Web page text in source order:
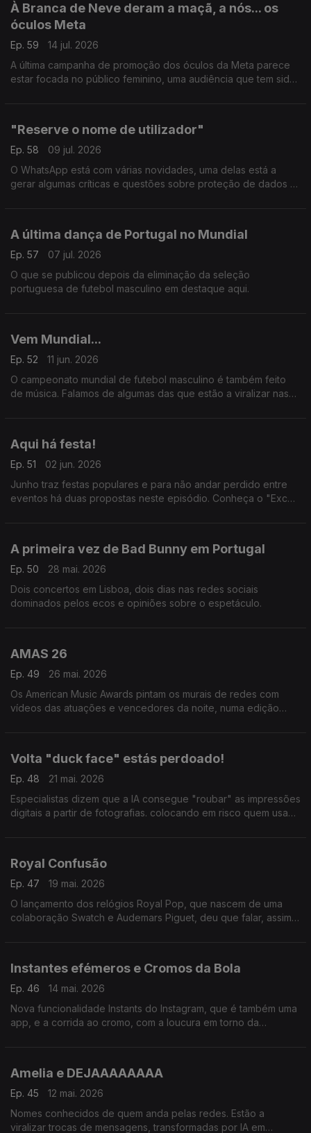
À Branca de Neve deram a maçã, a nós... os
óculos Meta
Ep. 59
14 jul. 2026
A última campanha de promoção dos óculos da Meta parece
estar focada no público feminino, uma audiência que tem sido
"Reserve o nome de utilizador"
Ep. 58
09 jul. 2026
O WhatsApp está com várias novidades, uma delas está a
gerar algumas críticas e questões sobre proteção de dados e
A última dança de Portugal no Mundial
Ep. 57
07 jul. 2026
O que se publicou depois da eliminação da seleção
portuguesa de futebol masculino em destaque aqui.
Vem Mundial...
Ep. 52
11 jun. 2026
O campeonato mundial de futebol masculino é também feito
de música. Falamos de algumas das que estão a viralizar nas
Aqui há festa!
Ep. 51
02 jun. 2026
Junho traz festas populares e para não andar perdido entre
eventos há duas propostas neste episódio. Conheça o "Excel
A primeira vez de Bad Bunny em Portugal
Ep. 50
28 mai. 2026
Dois concertos em Lisboa, dois dias nas redes sociais
dominados pelos ecos e opiniões sobre o espetáculo.
AMAS 26
Ep. 49
26 mai. 2026
Os American Music Awards pintam os murais de redes com
vídeos das atuações e vencedores da noite, numa edição
Volta "duck face" estás perdoado!
Ep. 48
21 mai. 2026
Especialistas dizem que a IA consegue "roubar" as impressões
digitais a partir de fotografias. colocando em risco quem usa
Royal Confusão
Ep. 47
19 mai. 2026
O lançamento dos relógios Royal Pop, que nascem de uma
colaboração Swatch e Audemars Piguet, deu que falar, assim
Instantes efémeros e Cromos da Bola
Ep. 46
14 mai. 2026
Nova funcionalidade Instants do Instagram, que é também uma
app, e a corrida ao cromo, com a loucura em torno da
Amelia e DEJAAAAAAAA
Ep. 45
12 mai. 2026
Nomes conhecidos de quem anda pelas redes. Estão a
viralizar trocas de mensagens, transformadas por IA em